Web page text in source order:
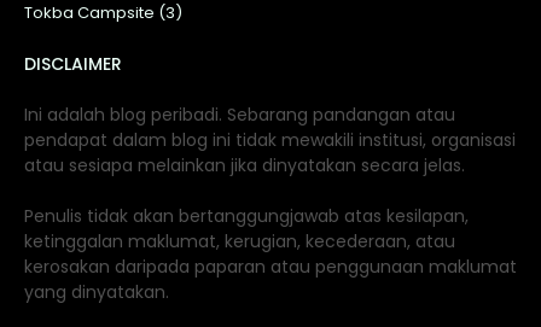
Tokba Campsite (3)
DISCLAIMER
Ini adalah blog peribadi. Sebarang pandangan atau
pendapat dalam blog ini tidak mewakili institusi, organisasi
atau sesiapa melainkan jika dinyatakan secara jelas.
Penulis tidak akan bertanggungjawab atas kesilapan,
ketinggalan maklumat, kerugian, kecederaan, atau
kerosakan daripada paparan atau penggunaan maklumat
yang dinyatakan.